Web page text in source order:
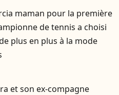
maman pour la première
de tennis a choisi
plus en plus à la mode
et son ex-compagne